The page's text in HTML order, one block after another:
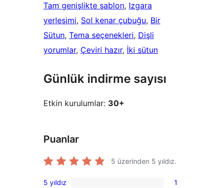
Tam genişlikte şablon, Izgara
yerleşimi, Sol kenar çubuğu, Bir
Sütun, Tema seçenekleri, Dişli
yorumlar, Çeviri hazır, İki sütun
Günlük indirme sayısı
Etkin kurulumlar: 30+
Puanlar
5 üzerinden 5 yıldız.
5 yıldız 1